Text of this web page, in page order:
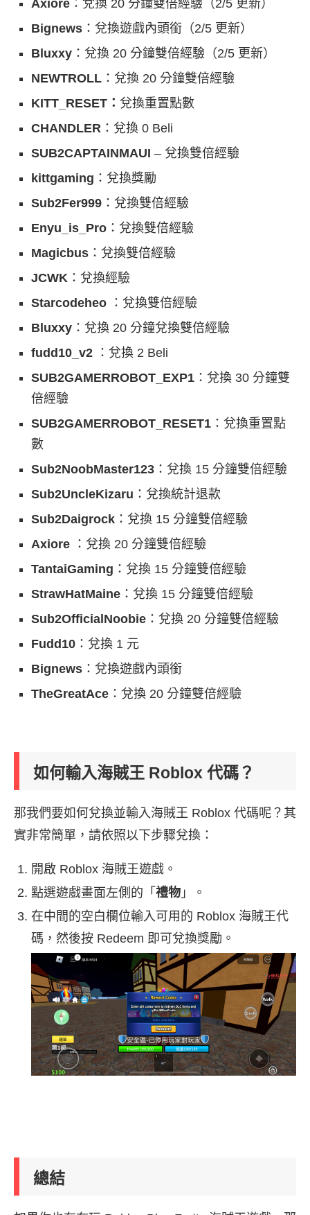
Axiore ：兌換 20 分鐘雙倍經驗（2/5 更新）
Bignews ：兌換遊戲內頭銜（2/5 更新）
Bluxxy ：兌換 20 分鐘雙倍經驗（2/5 更新）
NEWTROLL ：兌換 20 分鐘雙倍經驗
KITT_RESET： 兌換重置點數
CHANDLER ：兌換 0 Beli
SUB2CAPTAINMAUI – 兌換雙倍經驗
kittgaming ：兌換獎勵
Sub2Fer999 ：兌換雙倍經驗
Enyu_is_Pro ：兌換雙倍經驗
Magicbus ：兌換雙倍經驗
JCWK ：兌換經驗
Starcodeheo ：兌換雙倍經驗
Bluxxy ：兌換 20 分鐘兌換雙倍經驗
fudd10_v2 ：兌換 2 Beli
SUB2GAMERROBOT_EXP1 ：兌換 30 分鐘雙
倍經驗
SUB2GAMERROBOT_RESET1 ：兌換重置點
數
Sub2NoobMaster123 ：兌換 15 分鐘雙倍經驗
Sub2UncleKizaru ：兌換統計退款
Sub2Daigrock ：兌換 15 分鐘雙倍經驗
Axiore ：兌換 20 分鐘雙倍經驗
TantaiGaming ：兌換 15 分鐘雙倍經驗
StrawHatMaine ：兌換 15 分鐘雙倍經驗
Sub2OfficialNoobie ：兌換 20 分鐘雙倍經驗
Fudd10 ：兌換 1 元
Bignews ：兌換遊戲內頭銜
TheGreatAce ：兌換 20 分鐘雙倍經驗
如何輸入海賊王 Roblox 代碼？
那我們要如何兌換並輸入海賊王 Roblox 代碼呢？其
實非常簡單，請依照以下步驟兌換：
開啟 Roblox 海賊王遊戲。
點選遊戲畫面左側的「 禮物 」。
在中間的空白欄位輸入可用的 Roblox 海賊王代
碼，然後按 Redeem 即可兌換獎勵。
總結